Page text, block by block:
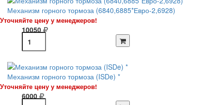
Механизм горного тормоза (6840,6885*Евро-2,6928)
Уточняйте цену у менеджеров!
10050
Механизм горного тормоза (ISDe) *
Уточняйте цену у менеджеров!
6000